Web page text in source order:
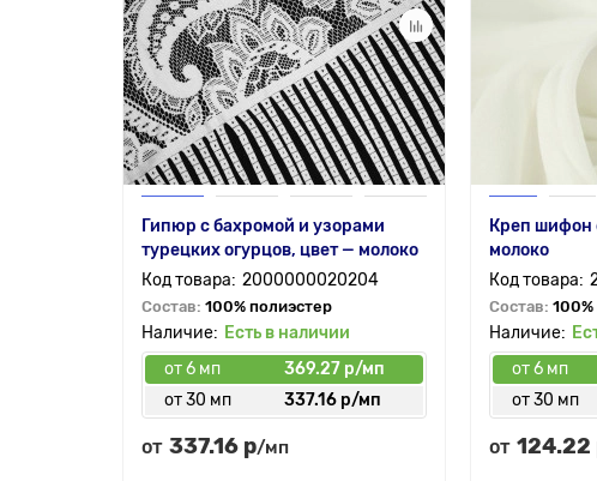
Гипюр с бахромой и узорами
турецких огурцов, цвет — молоко
2000000020204
Состав: 100% полиэстер
Есть в наличии
от 6 мп
369.27 р/мп
от 30 мп
337.16 р/мп
от 337.16 р/мп
Креп шифон
молоко
Состав:
от 6 мп
от 30 мп
от 124.22